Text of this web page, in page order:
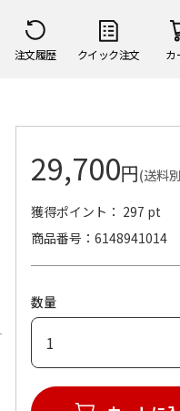
注文履歴 クイック注文 カ
29,700円(送料
獲得ポイント： 297 pt
商品番号
6148941014
数量